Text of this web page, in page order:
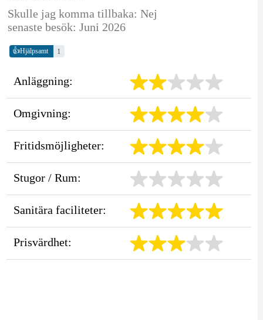
Skulle jag komma tillbaka: Nej
senaste besök: Juni 2026
👍Hjälpsamt 1
Anläggning:
Omgivning:
Fritidsmöjligheter:
Stugor / Rum:
Sanitära faciliteter:
Prisvärdhet: